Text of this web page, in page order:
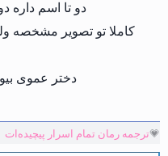
دو تا اسم داره
کاملا تو تصویر مشخصه
دختر عموی
💗ترجمه رمان تمام اسرار پیچیده‌ات